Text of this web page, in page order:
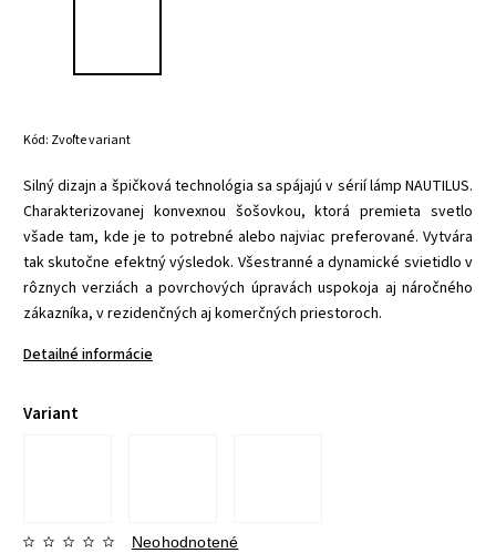
Kód: Zvoľte variant
Silný dizajn a špičková technológia sa spájajú v sérií lámp NAUTILUS.
Charakterizovanej konvexnou šošovkou, ktorá premieta svetlo
všade tam, kde je to potrebné alebo najviac preferované. Vytvára
tak skutočne efektný výsledok. Všestranné a dynamické svietidlo v
rôznych verziách a povrchových úpravách uspokoja aj náročného
zákazníka, v rezidenčných aj komerčných priestoroch.
Detailné informácie
Variant
Neohodnotené